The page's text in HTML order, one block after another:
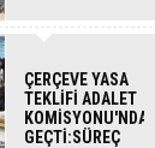
DESTEĞİ
ÇERÇEVE YASA
TEKLİFİ ADALET
KOMİSYONU'NDAN
GEÇTİ:SÜREÇ